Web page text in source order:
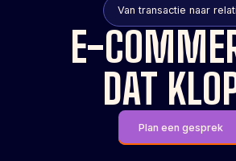
Van transactie naar
E-
DAT
Plan een gesprek